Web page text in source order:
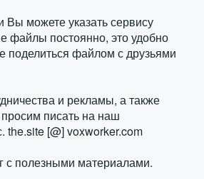
Вы можете указать сервису
файлы постоянно, это удобно
поделиться файлом с друзьями
и рекламы, а также
писать на наш
the.site [@] voxworker.com
с полезными материалами.